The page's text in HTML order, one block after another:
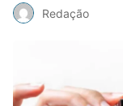
Redação